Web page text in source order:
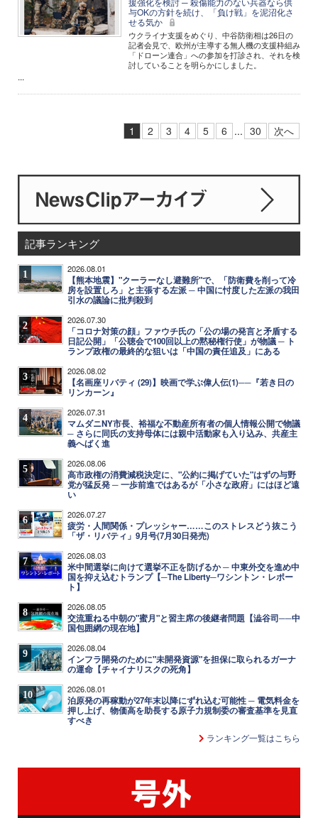
与OKの方針を続け、「負け戦」を泥沼化さ
せる気か
ウクライナ支援をめぐり、中谷防衛相は26日の
記者会見で、欧州が主導する無人機の支援枠組み
「ドローン連合」への参加を打診され、それを検
討していることを明らかにしました。
...
1 2 3 4 5 6 ... 30 次へ
記事ランキング
1 2026.08.01
【熊本地震】"クーラーなし避難所"で、「防衛費を削って冷
房を設置しろ」と主張する左派 ─ 中国に忖度した左派の我田
引水の議論に批判殺到
2 2026.07.30
「コロナ対策の顔」ファウチ氏の「公の場の発言と矛盾する
日記公開」「公聴会で100回以上の黙秘権行使」が物議 ─ ト
ランプ政権の最終的な狙いは「中国の責任追及」にある
3 2026.08.02
【名画座リバティ (29)】映画で学ぶ偉人伝(1)──『若き日の
リンカーン』
4 2026.07.31
マムダニNY市長、裕福な不動産所有者の個人情報公開で物議
─ さらに同氏の支持母体には親中活動家も入り込み、共産主
義へばく進
5 2026.08.06
高市政権の消費減税決定に、"公約に掲げていた"はずの与野
党が猛反発 ─ 一歩前進ではあるが「小さな政府」にはほど遠
い
6 2026.07.27
疲労・人間関係・プレッシャー……このストレスどう抜こう
「ザ・リバティ」9月号(7月30日発売)
7 2026.08.03
米中間選挙に向けて選挙不正を防げるか ─ 中東外交を進め中
国を抑え込むトランプ【─The Liberty─ワシントン・レポー
ト】
8 2026.08.05
交流重ねる中朝の"蜜月"と習主席の後継者問題【澁谷司──中
国包囲網の現在地】
9 2026.08.04
インフラ開発のために"未開発資源"を担保に取られるガーナ
の運命【チャイナリスクの死角】
10 2026.08.01
泊原発の再稼動が27年末以降にずれ込む可能性 ─ 電気料金を
押し上げ、物価高を助長する原子力規制委の審査基準を見直
すべき
ランキング一覧はこちら